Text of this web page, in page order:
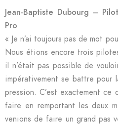
Jean-Baptiste Dubourg –
Pro
« Je n’ai toujours pas de mot
Nous étions encore trois
il n’était pas possible de
impérativement se battre
pression. C’est exactement ce
faire en remportant les deux
venions de faire un grand pas